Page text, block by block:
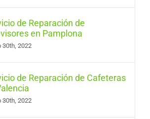
de Reparación de
en Pamplona
30th, 2022
de Reparación de Cafeteras
30th, 2022